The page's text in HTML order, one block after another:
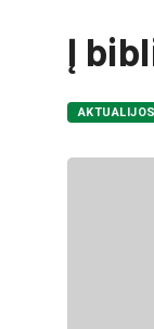
Į
AKTUALIJOS